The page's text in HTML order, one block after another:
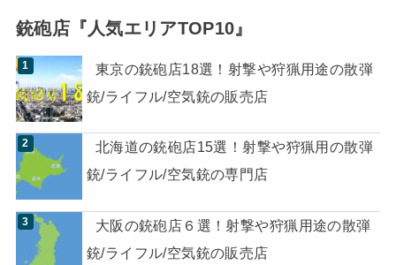
銃砲店『人気エリアTOP10』
東京の銃砲店18選！射撃や狩猟用途の散弾
銃/ライフル/空気銃の販売店
北海道の銃砲店15選！射撃や狩猟用の散弾
銃/ライフル/空気銃の専門店
大阪の銃砲店６選！射撃や狩猟用途の散弾
銃/ライフル/空気銃の販売店